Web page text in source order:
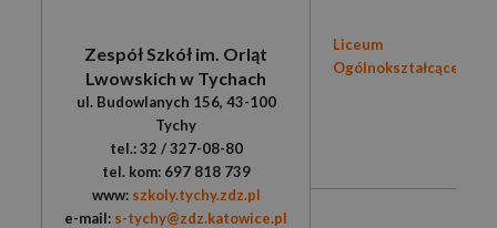
Zespół Szkół im. Orląt
Lwowskich w Tychach
ul. Budowlanych 156, 43-100
Tychy
tel.: 32 / 327-08-80
tel. kom: 697 818 739
www: szkoly.tychy.zdz.pl
e-mail: s-tychy@zdz.katowice.pl
Liceum
Ogólnokształcące